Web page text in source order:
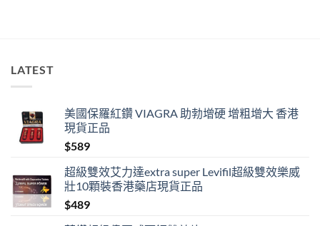
掂〉
LATEST
美國保羅紅鑽 VIAGRA 助勃增硬 增粗增大 香港
現貨正品
$589
超級雙效艾力達extra super Levifil超級雙效樂威
壯10顆裝香港藥店現貨正品
$489